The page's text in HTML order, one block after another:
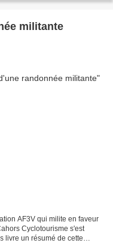
militante
AF3V qui milite en faveur
Cyclotourisme s'est
livre un résumé de cette